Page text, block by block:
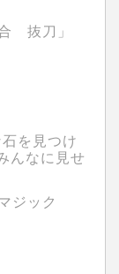
抜刀」
を見つけ
んなに見せ
ジック